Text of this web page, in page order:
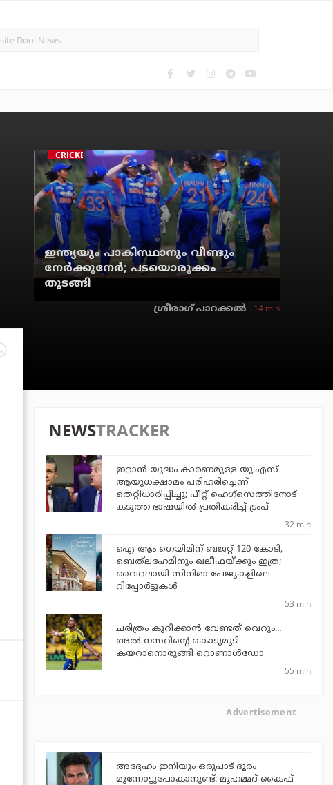
CRICKET
ഇന്ത്യയും പാകിസ്ഥാനും വീണ്ടും
നേര്‍ക്കുനേര്‍; പടയൊരുക്കം
തുടങ്ങി
ശ്രീരാഗ് പാറക്കല്‍ 14 min
NEWSTRACKER
ഇറാന്‍ യുദ്ധം കാരണമുള്ള യു.എസ്
ആയുധക്ഷാമം പരിഹരിച്ചെന്ന്
തെറ്റിധാരിപ്പിച്ചു; പീറ്റ് ഹെഗ്‌സെത്തിനോട്
കടുത്ത ഭാഷയില്‍ പ്രതികരിച്ച് ട്രംപ്
32 min
ഐ ആം ഗെയിമിന് ബജറ്റ് 120 കോടി,
ബെത്‌ലഹേമിനും ഖലീഫയ്ക്കും ഇത്ര;
വൈറലായി സിനിമാ പേജുകളിലെ
റിപ്പോര്‍ട്ടുകള്‍
53 min
ചരിത്രം കുറിക്കാന്‍ വേണ്ടത് വെറും...
അല്‍ നസറിന്റെ കൊടുമുടി
കയറാനൊരുങ്ങി റൊണാള്‍ഡോ
55 min
Advertisement
അദ്ദേഹം ഇനിയും ഒരുപാട് ദൂരം
മുന്നോട്ടുപോകാനുണ്ട്: മുഹമ്മദ് കൈഫ്